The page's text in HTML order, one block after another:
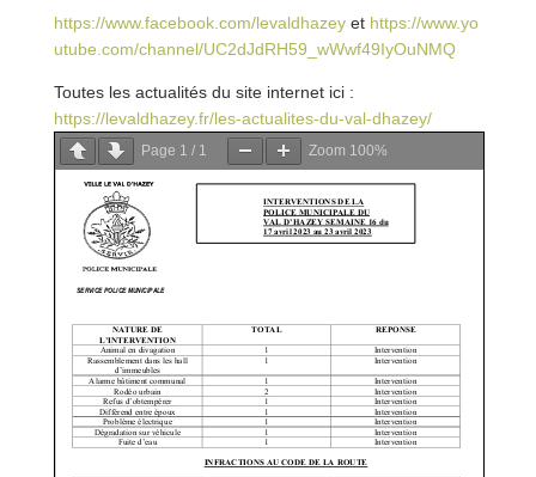
https://www.facebook.com/levaldhazeyet https://www.yo
utube.com/channel/UC2dJdRH59_wWwf49IyOuNMQ
Toutes les actualités du site internet ici :
https://levaldhazey.fr/les-actualites-du-val-dhazey/
Page 1 / 1 Zoom 100%